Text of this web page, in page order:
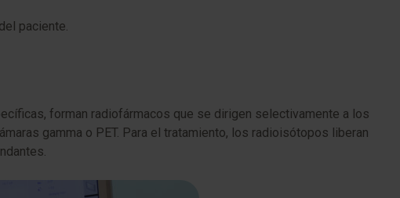
paciente.
forman radiofármacos que se dirigen selectivamente a los
gamma o PET. Para el tratamiento, los radioisótopos liberan